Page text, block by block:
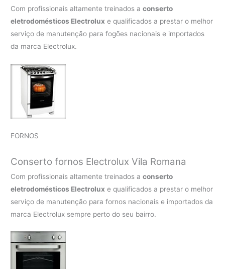
Com profissionais altamente treinados aconserto
eletrodomésticos Electrolux e qualificados a prestar o melhor
serviço de manutenção para fogões nacionais e importados
da marca Electrolux.
FORNOS
Conserto fornos Electrolux Vila Romana
Com profissionais altamente treinados aconserto
eletrodomésticos Electrolux e qualificados a prestar o melhor
serviço de manutenção para fornos nacionais e importados da
marca Electrolux sempre perto do seu bairro.